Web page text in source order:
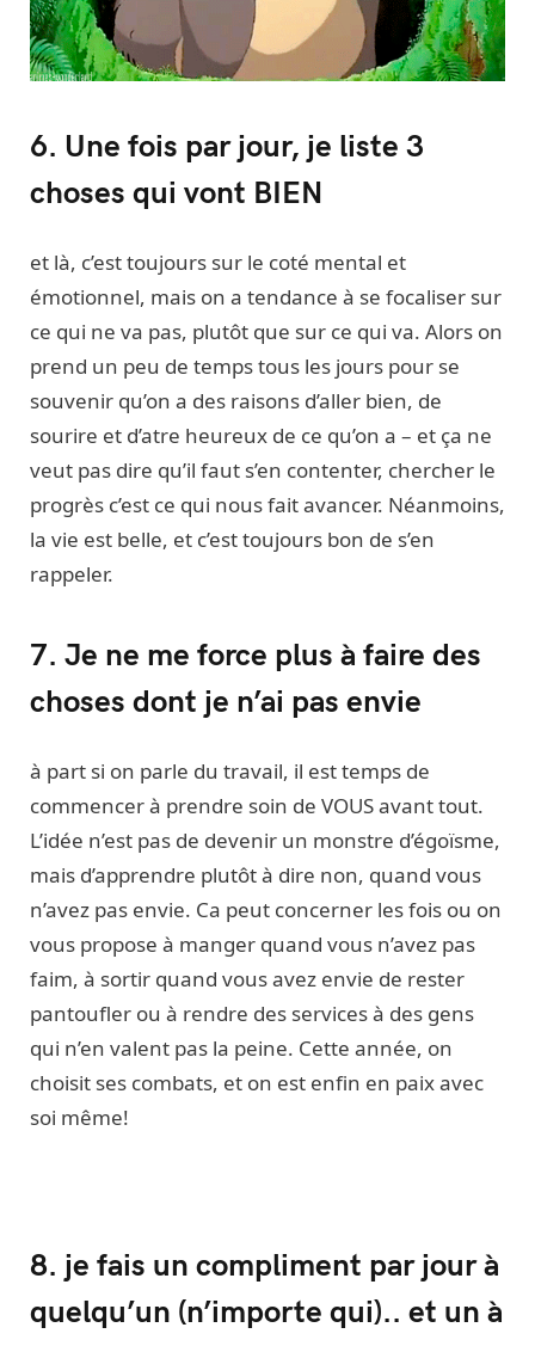
6. Une fois par jour, je liste 3
choses qui vont BIEN
et là, c’est toujours sur le coté mental et
émotionnel, mais on a tendance à se focaliser sur
ce qui ne va pas, plutôt que sur ce qui va. Alors on
prend un peu de temps tous les jours pour se
souvenir qu’on a des raisons d’aller bien, de
sourire et d’atre heureux de ce qu’on a – et ça ne
veut pas dire qu’il faut s’en contenter, chercher le
progrès c’est ce qui nous fait avancer. Néanmoins,
la vie est belle, et c’est toujours bon de s’en
rappeler.
7. Je ne me force plus à faire des
choses dont je n’ai pas envie
à part si on parle du travail, il est temps de
commencer à prendre soin de VOUS avant tout.
L’idée n’est pas de devenir un monstre d’égoïsme,
mais d’apprendre plutôt à dire non, quand vous
n’avez pas envie. Ca peut concerner les fois ou on
vous propose à manger quand vous n’avez pas
faim, à sortir quand vous avez envie de rester
pantoufler ou à rendre des services à des gens
qui n’en valent pas la peine. Cette année, on
choisit ses combats, et on est enfin en paix avec
soi même!
8. je fais un compliment par jour à
quelqu’un (n’importe qui).. et un à